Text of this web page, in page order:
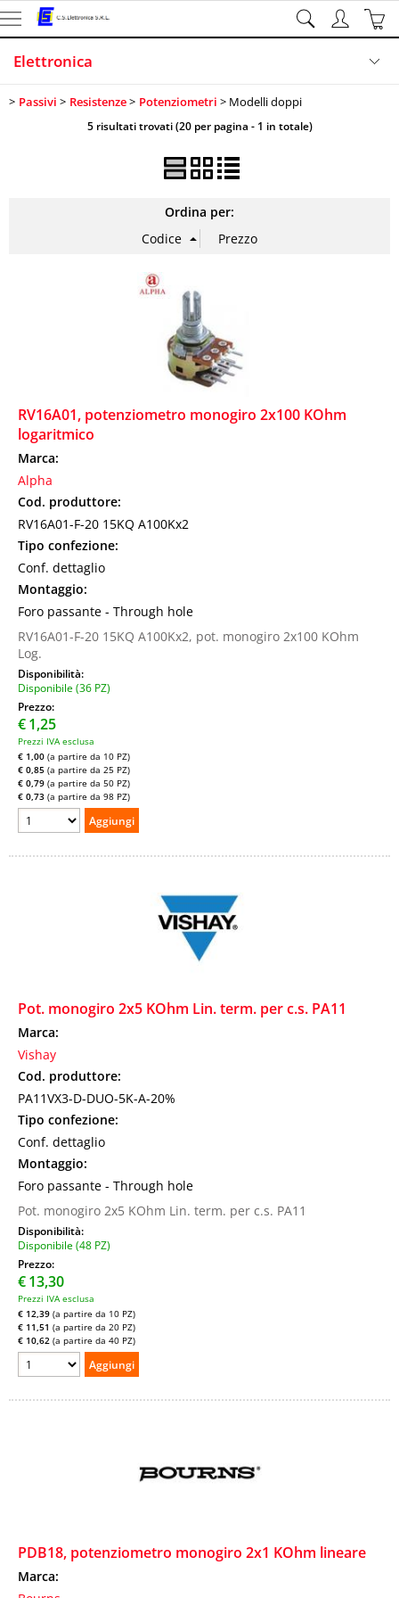
Elettronica
Illuminazione
Passivi Resistenze Potenziometri Modelli doppi
5 risultati trovati (20 per pagina - 1 in totale)
Ordina per:
RV16A01, potenziometro monogiro 2x100 KOhm
logaritmico
Marca:
Alpha
Cod. produttore:
RV16A01-F-20 15KQ A100Kx2
Tipo confezione:
Conf. dettaglio
Montaggio:
Foro passante - Through hole
RV16A01-F-20 15KQ A100Kx2, pot. monogiro 2x100 KOhm
Log.
Disponibilità:
Disponibile (36 PZ)
Prezzo:
€1,25
Prezzi IVA esclusa
€ 1,00 (a partire da 10 PZ)
€ 0,85 (a partire da 25 PZ)
€ 0,79 (a partire da 50 PZ)
€ 0,73 (a partire da 98 PZ)
Pot. monogiro 2x5 KOhm Lin. term. per c.s. PA11
Marca:
Vishay
Cod. produttore:
PA11VX3-D-DUO-5K-A-20%
Tipo confezione:
Conf. dettaglio
Montaggio:
Foro passante - Through hole
Pot. monogiro 2x5 KOhm Lin. term. per c.s. PA11
Disponibilità:
Disponibile (48 PZ)
Prezzo:
€13,30
Prezzi IVA esclusa
€ 12,39 (a partire da 10 PZ)
€ 11,51 (a partire da 20 PZ)
€ 10,62 (a partire da 40 PZ)
PDB18, potenziometro monogiro 2x1 KOhm lineare
Marca: